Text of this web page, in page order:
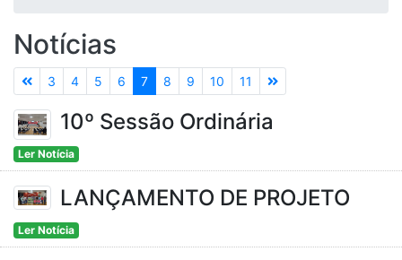
Notícias
3 4 5 6 7 8 9 10 11
10º Sessão Ordinária
Ler Notícia
LANÇAMENTO DE PROJETO
Ler Notícia